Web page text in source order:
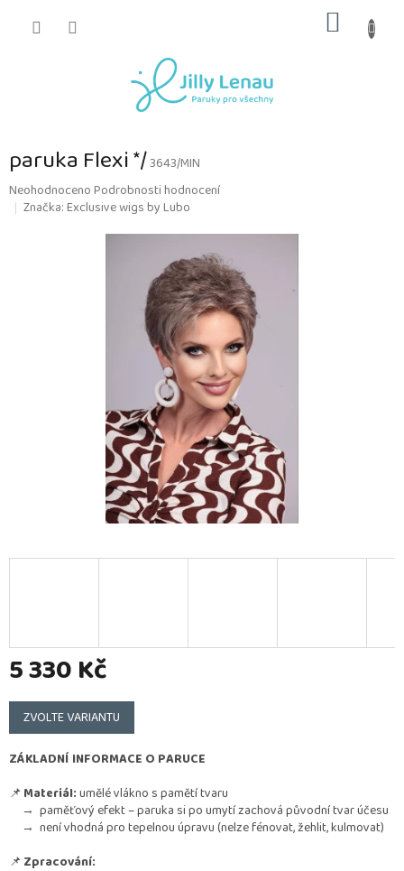
KOŠÍK
paruka Flexi */3643/MIN
Průměrné
hodnocení
NeohodnocenoPodrobnosti hodnocení
Značka:Exclusive wigs by Lubo
5 330 Kč
Měrná
cena:
ZVOLTE VARIANTU
ZÁKLADNÍ INFORMACE O PARUCE
📌Materiál:umělé vlákno s pamětí tvaru
→ paměťový efekt – paruka si po umytí zachová původní tvar účesu
→ není vhodná pro tepelnou úpravu (nelze fénovat, žehlit, kulmovat)
📌Zpracování: